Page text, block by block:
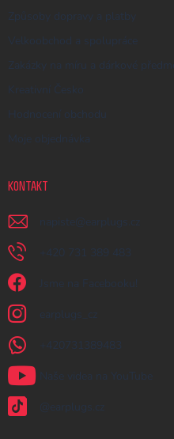
Způsoby dopravy a platby
Velkoobchod a spolupráce
Zakázky na míru a dárkové
Kreativní Česko
Hodnocení obchodu
Moje objednávka
KONTAKT
napiste @ earplugs.cz
+420 731 389 483
Jsme na Facebooku!
earplugs_cz
+420731389483
Naše videa na YouTube
@earplugs.cz